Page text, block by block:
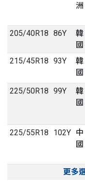
洲
205/40R18 86Y
韓
國
215/45R18 93Y
韓
國
225/50R18 99Y
韓
國
225/55R18 102Y 中
國
更多